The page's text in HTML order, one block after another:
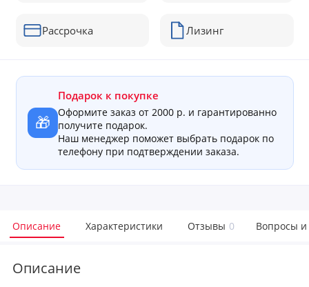
Рассрочка Лизинг
🎁
Подарок к покупке
Оформите заказ от 2000 р. и гарантированно
получите подарок.
Наш менеджер поможет выбрать подарок по
телефону при подтверждении заказа.
Описание Характеристики Отзывы 0 Вопросы и
Описание